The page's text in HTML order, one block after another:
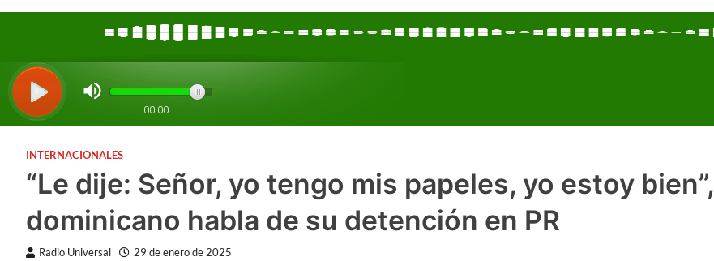
INTERNACIONALES
“Le dije: Señor, yo tengo mis papeles, yo estoy bien”,
dominicano habla de su detención en PR
Radio Universal 29 de enero de 2025